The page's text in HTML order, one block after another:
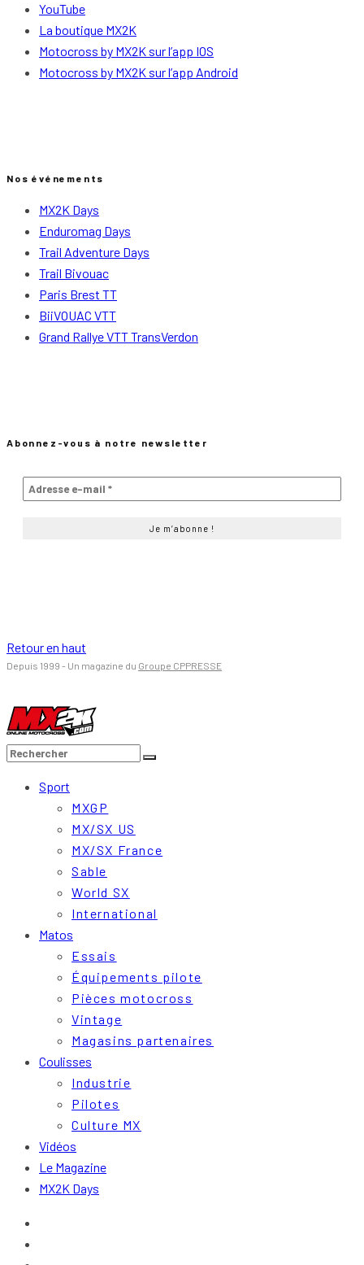
YouTube
La boutique MX2K
Motocross by MX2K sur l’app IOS
Motocross by MX2K sur l’app Android
Nos événements
MX2K Days
Enduromag Days
Trail Adventure Days
Trail Bivouac
Paris Brest TT
BiiVOUAC VTT
Grand Rallye VTT TransVerdon
Abonnez-vous à notre newsletter
Retour en haut
Depuis 1999 - Un magazine du Groupe CPPRESSE
Sport
MXGP
MX/SX US
MX/SX France
Sable
World SX
International
Matos
Essais
Équipements pilote
Pièces motocross
Vintage
Magasins partenaires
Coulisses
Industrie
Pilotes
Culture MX
Vidéos
Le Magazine
MX2K Days